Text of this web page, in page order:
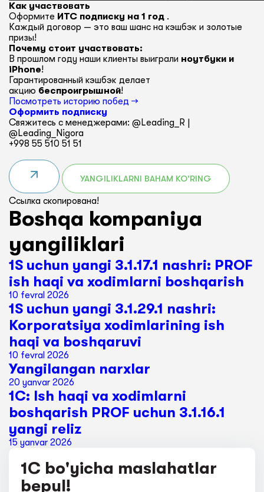
Как участвовать
Оформите ИТС подписку на 1 год .
Каждый договор — это ваш шанс на кэшбэк и золотые
призы!
Почему стоит участвовать:
В прошлом году наши клиенты выиграли ноутбуки и
iPhone!
Гарантированный кэшбэк делает
акцию беспроигрышной!
Посмотреть историю побед →
Оформить подписку
Свяжитесь с менеджерами: @Leading_R |
@Leading_Nigora
+998 55 510 51 51
YANGILIKLARNI BAHAM KO'RING
Ссылка скопирована!
Boshqa kompaniya
yangiliklari
1S uchun yangi 3.1.17.1 nashri: PROF
ish haqi va xodimlarni boshqarish
10 fevral 2026
1S uchun yangi 3.1.29.1 nashri:
Korporatsiya xodimlarining ish
haqi va boshqaruvi
10 fevral 2026
Yangilangan narxlar
20 yanvar 2026
1C: Ish haqi va xodimlarni
boshqarish PROF uchun 3.1.16.1
yangi reliz
15 yanvar 2026
1C bo'yicha maslahatlar
bepul!